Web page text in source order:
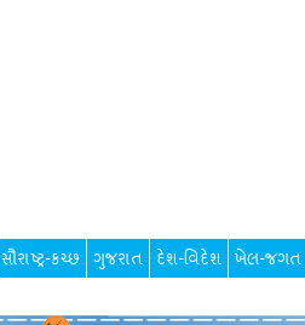
સૌરાષ્ટ્ર-કચ્છ ગુજરાત દેશ-વિદેશ ખેલ-જગત